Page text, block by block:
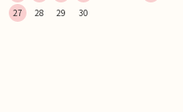
27
28 29 30